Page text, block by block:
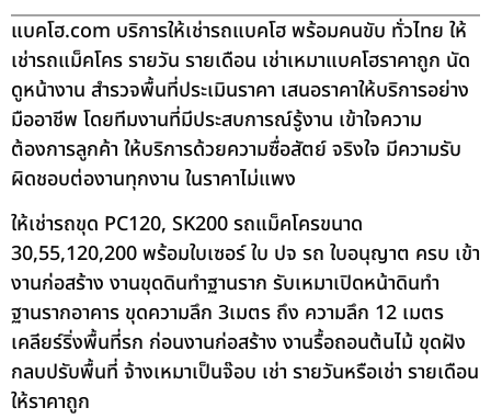
แบคโฮ.com บริการให้เช่ารถแบคโฮ พร้อมคนขับ ทั่วไทย ให้
เช่ารถแม็คโคร รายวัน รายเดือน เช่าเหมาแบคโฮราคาถูก นัด
ดูหน้างาน สำรวจพื้นที่ประเมินราคา เสนอราคาให้บริการอย่าง
มืออาชีพ โดยทีมงานที่มีประสบการณ์รู้งาน เข้าใจความ
ต้องการลูกค้า ให้บริการด้วยความซื่อสัตย์ จริงใจ มีความรับ
ผิดชอบต่องานทุกงาน ในราคาไม่แพง
ให้เช่ารถขุด PC120, SK200 รถแม็คโครขนาด
30,55,120,200 พร้อมใบเซอร์ ใบ ปจ รถ ใบอนุญาต ครบ เข้า
งานก่อสร้าง งานขุดดินทำฐานราก รับเหมาเปิดหน้าดินทำ
ฐานรากอาคาร ขุดความลึก 3เมตร ถึง ความลึก 12 เมตร
เคลียร์ริ่งพื้นที่รก ก่อนงานก่อสร้าง งานรื้อถอนต้นไม้ ขุดฝัง
กลบปรับพื้นที่ จ้างเหมาเป็นจ๊อบ เช่า รายวันหรือเช่า รายเดือน
ให้ราคาถูก